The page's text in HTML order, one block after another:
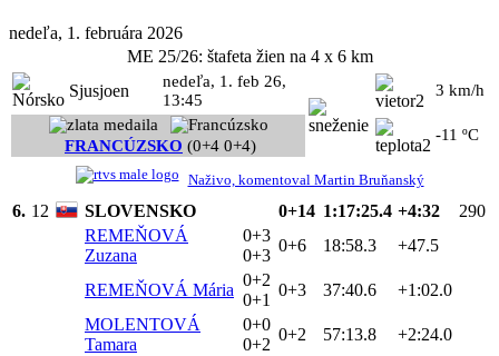
nedeľa, 1. februára 2026
ME 25/26: štafeta žien na 4 x 6 km
Sjusjoen
nedeľa, 1. feb 26,
13:45
3 km/h
FRANCÚZSKO (0+4 0+4)
-11 ºC
Naživo, komentoval Martin Bruňanský
6. 12 SLOVENSKO 0+14 1:17:25.4 +4:32
290
REMEŇOVÁ
Zuzana
0+3
0+3
0+6 18:58.3 +47.5
REMEŇOVÁ Mária
0+2
0+1
0+3 37:40.6
+1:02.0
MOLENTOVÁ
Tamara
0+0
0+2
0+2 57:13.8
+2:24.0